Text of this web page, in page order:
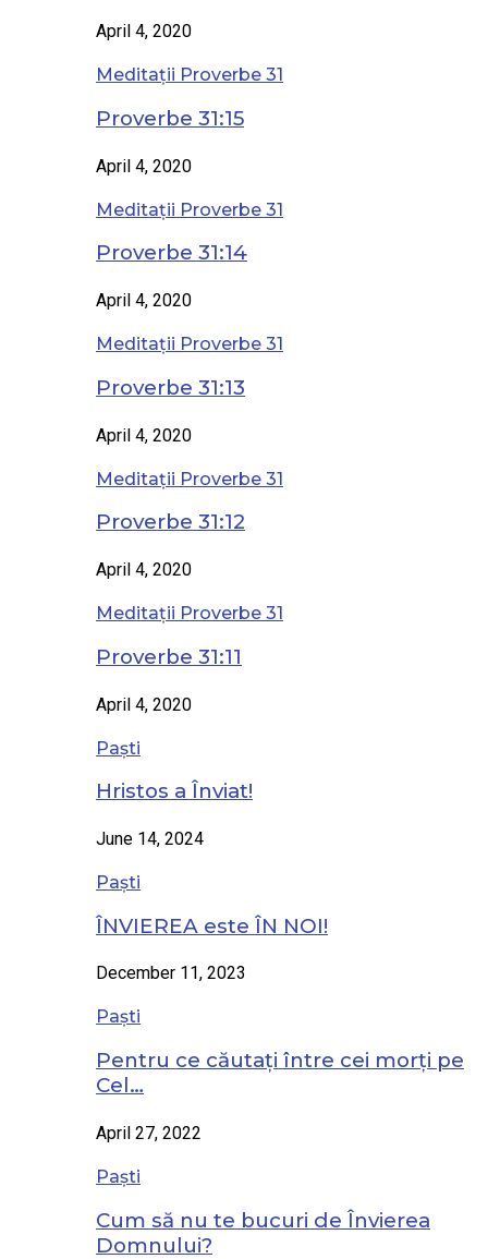
April 4, 2020
Meditații Proverbe 31
Proverbe 31:15
April 4, 2020
Meditații Proverbe 31
Proverbe 31:14
April 4, 2020
Meditații Proverbe 31
Proverbe 31:13
April 4, 2020
Meditații Proverbe 31
Proverbe 31:12
April 4, 2020
Meditații Proverbe 31
Proverbe 31:11
April 4, 2020
Paști
Hristos a Înviat!
June 14, 2024
Paști
ÎNVIEREA este ÎN NOI!
December 11, 2023
Paști
Pentru ce căutați între cei morți pe
Cel…
April 27, 2022
Paști
Cum să nu te bucuri de Învierea
Domnului?